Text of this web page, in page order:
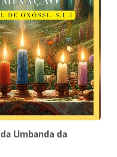
Umbanda da